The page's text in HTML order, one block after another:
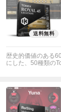
歴史的価値のある
にした、50種類の